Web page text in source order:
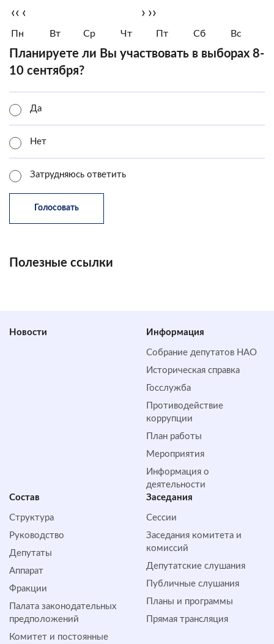
‹‹ ‹ › ››
Пн Вт Ср Чт Пт Сб Вс
Планируете ли Вы участвовать в выборах 8-
10 сентября?
Да
Нет
Затрудняюсь ответить
Полезные ссылки
Новости Информация
Собрание депутатов НАО
Историческая справка
Госслужба
Противодействие
коррупции
План работы
Мероприятия
Информация о
деятельности
Состав
Структура
Руководство
Депутаты
Аппарат
Фракции
Палата законодательных
предположений
Комитет и постоянные
Заседания
Сессии
Заседания комитета и
комиссий
Депутатские слушания
Публичные слушания
Планы и программы
Прямая трансляция